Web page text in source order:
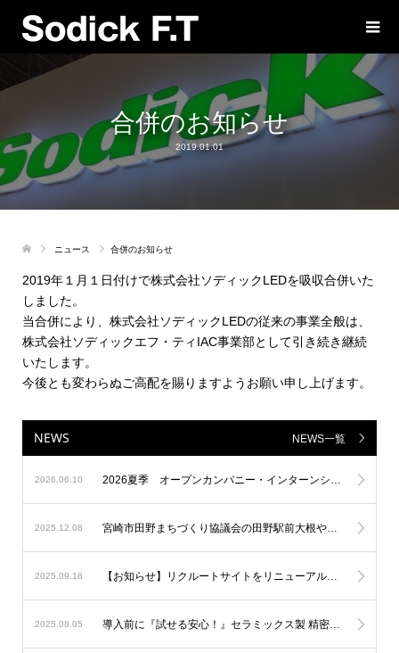
合併のお知らせ
2019.01.01
ニュース 合併のお知らせ
2019年１月１日付けで株式会社ソディックLEDを吸収合併いた
しました。
当合併により、株式会社ソディックLEDの従来の事業全般は、
株式会社ソディックエフ・ティIAC事業部として引き続き継続
いたします。
今後とも変わらぬご高配を賜りますようお願い申し上げます。
NEWS NEWS一覧
2026.06.10 2026夏季 オープンカンパニー・インターンシップの募集を開始しました！
2025.12.08 宮崎市田野まちづくり協議会の田野駅前大根やぐら等イルミネーションに参加
2025.09.18 【お知らせ】リクルートサイトをリニューアルしました！
2025.08.05 導入前に『試せる安心！』セラミックス製 精密測定器の無料貸出しサービス